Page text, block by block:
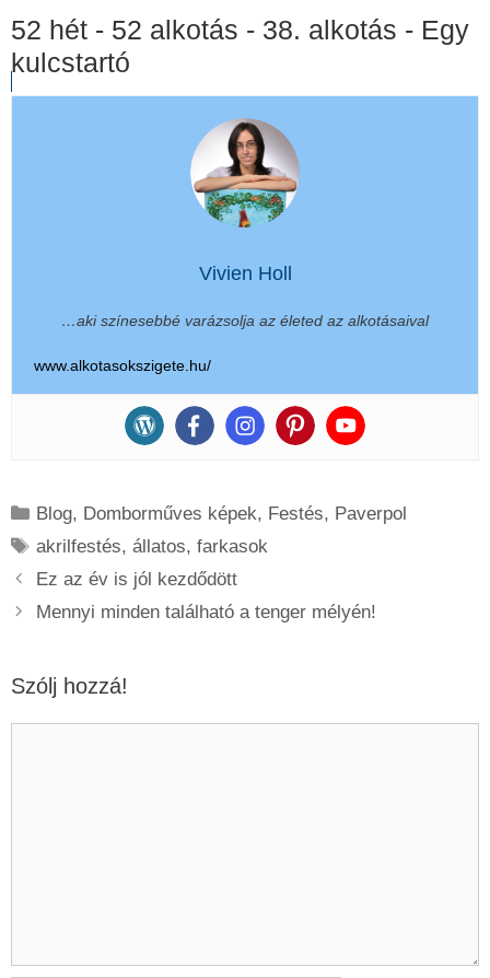
52 hét - 52 alkotás - 38. alkotás - Egy
kulcstartó
Vivien Holl
…aki színesebbé varázsolja az életed az alkotásaival
www.alkotasokszigete.hu/
Kategória
Blog, Domborműves képek, Festés, Paverpol
Címkék
akrilfestés,állatos,farkasok
Ez az év is jól kezdődött
Mennyi minden található a tenger mélyén!
Szólj hozzá!